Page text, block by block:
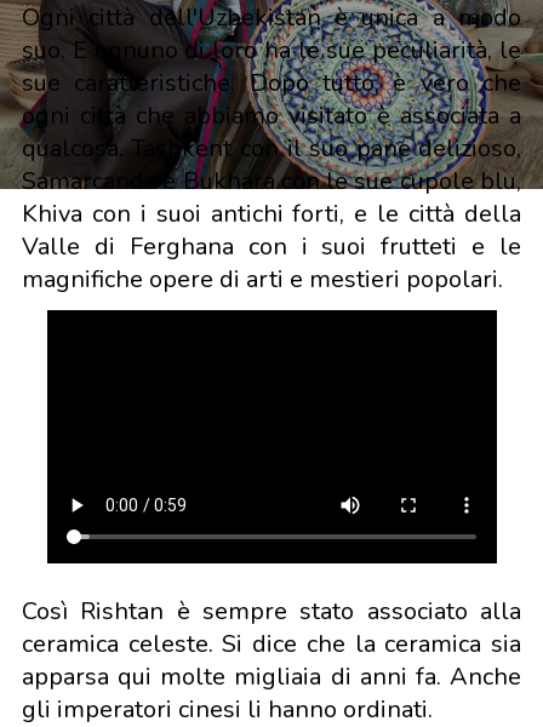
Ogni città dell'Uzbekistan è unica a modo
suo. E ognuno di loro ha le sue peculiarità, le
sue caratteristiche. Dopo tutto, è vero che
ogni città che abbiamo visitato è associata a
qualcosa. Tashkent con il suo pane delizioso,
Samarcanda e Bukhara con le sue cupole blu,
Khiva con i suoi antichi forti, e le città della
Valle di Ferghana con i suoi frutteti e le
magnifiche opere di arti e mestieri popolari.
Così Rishtan è sempre stato associato alla
ceramica celeste. Si dice che la ceramica sia
apparsa qui molte migliaia di anni fa. Anche
gli imperatori cinesi li hanno ordinati.